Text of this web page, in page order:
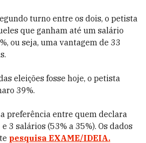
turno entre os dois, o petista
que ganham até um salário
ou seja, uma vantagem de 33
eleições fosse hoje, o petista
39%.
preferência entre quem declara
3 salários (53% a 35%). Os dados
pesquisa EXAME/IDEIA.